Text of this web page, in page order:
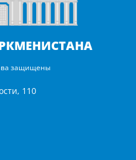
защищены
110